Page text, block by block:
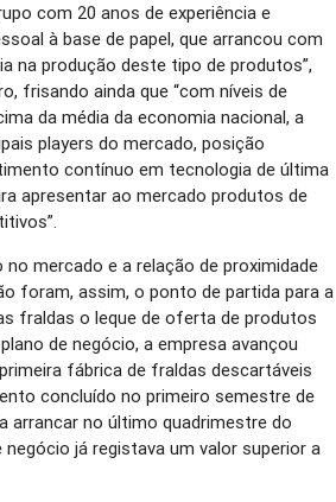
com 20 anos de experiência e
à base de papel, que arrancou com
na produção deste tipo de produtos”,
frisando ainda que “com níveis de
da média da economia nacional, a
players do mercado, posição
contínuo em tecnologia de última
apresentar ao mercado produtos de
mercado e a relação de proximidade
foram, assim, o ponto de partida para a
fraldas o leque de oferta de produtos
de negócio, a empresa avançou
fábrica de fraldas descartáveis
concluído no primeiro semestre de
arrancar no último quadrimestre do
já registava um valor superior a